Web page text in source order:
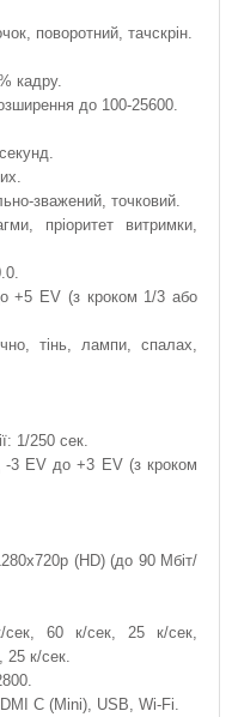
поворотний, тачскрін.
кадру.
до 100-25600.
зважений, точковий.
пріоритет витримки,
+5 EV (з кроком 1/3 або
тінь, лампи, спалах,
1/250 сек.
-3 EV до +3 EV (з кроком
(HD) (до 90 Мбіт/
сек, 60 к/сек, 25 к/сек,
к/сек.
C (Mini), USB, Wi-Fi.